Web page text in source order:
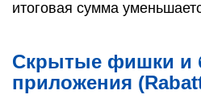
итоговая сумма
Скрытые фишки и
приложения